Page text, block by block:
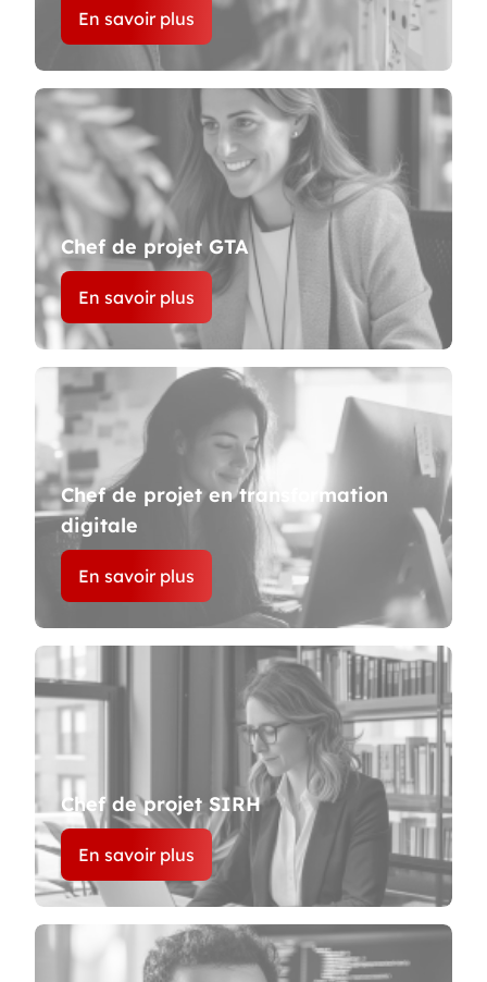
En savoir plus
Chef de projet GTA
En savoir plus
Chef de projet en transformation
digitale
En savoir plus
Chef de projet SIRH
En savoir plus